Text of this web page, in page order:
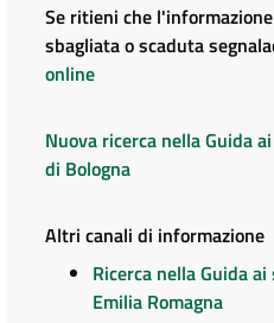
Se ritieni che
sbagliata o scaduta
online
Nuova ricerca nella Guida
di Bologna
Altri canali di informazione
Ricerca nella Guida
Emilia Romagna